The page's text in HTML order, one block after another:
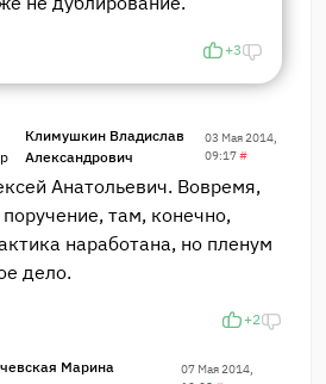
+3
Климушкин Владислав
Александрович
03 Мая 2014,
09:17#
Анатольевич. Вовремя,
поручение, там, конечно,
наработана, но пленум
дело.
+2
Марина
07 Мая 2014,